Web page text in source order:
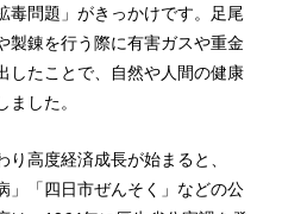
毒問題」がきっかけです。足尾
製錬を行う際に有害ガスや重金
したことで、自然や人間の健康
した。
高度経済成長が始まると、
」「四日市ぜんそく」などの公